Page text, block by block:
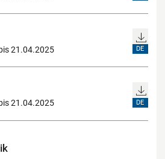
21.04.2025
DE
21.04.2025
DE